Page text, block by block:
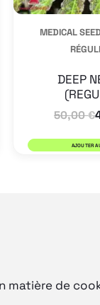
MEDICAL
DEEP
50,00€
AJOUTER
matière de